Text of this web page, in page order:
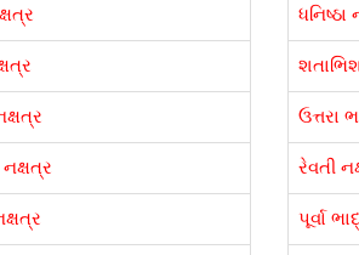
ધનિષ્ઠા
ઉત્તરા
રેવતી
પૂર્વા